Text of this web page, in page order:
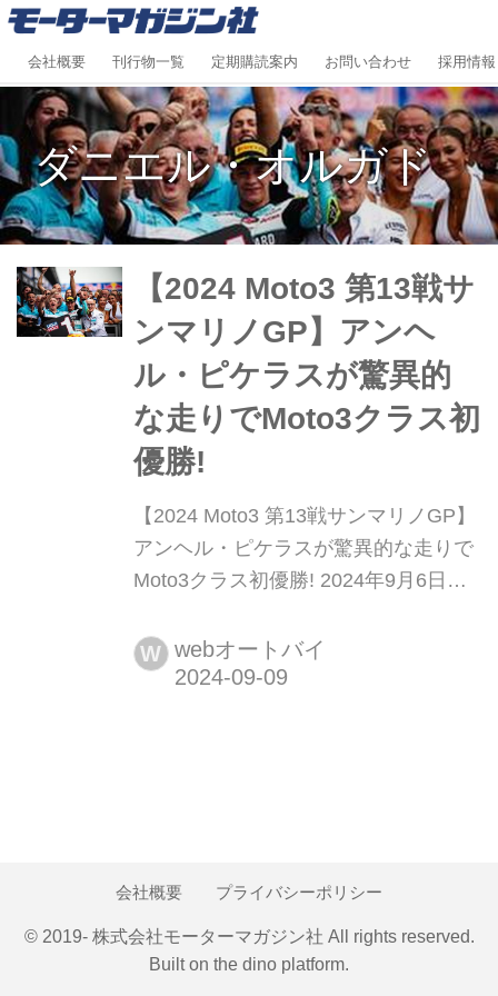
会社概要 刊行物一覧 定期購読案内 お問い合わせ 採用情報
ダニエル・オルガド
​​【2024 Moto3 第13戦サ
ンマリノGP】アンヘ
ル・ピケラスが驚異的
な走りでMoto3クラス初
優勝!
​​【2024 Moto3 第13戦サンマリノGP】
アンヘル・ピケラスが驚異的な走りで
Moto3クラス初優勝! 2024年9月6日か
ア・ロマーニャ州にあるミサノ・ワー
ルド・サーキット・マルコ・シモンチ
W webオートバイ
会社概要 プライバシーポリシー
© 2019- 株式会社モーターマガジン社 All rights reserved.
Built on the dino platform.